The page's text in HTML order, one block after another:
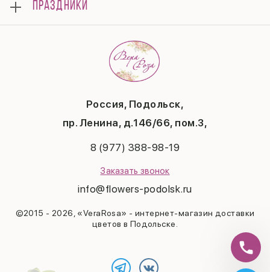
Россия, Подольск,
пр. Ленина, д.146/66, пом.3,
8 (977) 388-98-19
Заказать звонок
info@flowers-podolsk.ru
©2015 - 2026, «VeraRosa» - интернет-магазин доставки
цветов в Подольске.
Доставка
Отзывы
Политика конфиденциальности
Композиции
Подарки
ПРАЗДНИКИ
Последний звонок